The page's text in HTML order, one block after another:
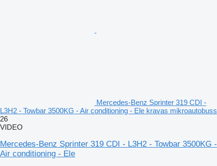
Mercedes-Benz Sprinter 319 CDI -
L3H2 - Towbar 3500KG - Air conditioning - Ele kravas mikroautobuss
26
VIDEO
Mercedes-Benz Sprinter 319 CDI - L3H2 - Towbar 3500KG -
Air conditioning - Ele